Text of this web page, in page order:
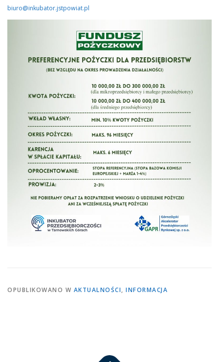
biuro@inkubator.jstpowiat.pl
OPUBLIKOWANO W AKTUALNOŚCI, INFORMACJA